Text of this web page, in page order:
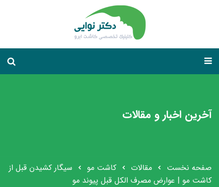
آخرین اخبار و مقالات
صفحه نخست مقالات کاشت مو
سیگار کشیدن قبل از
کاشت مو | عوارض مصرف الکل قبل پیوند مو